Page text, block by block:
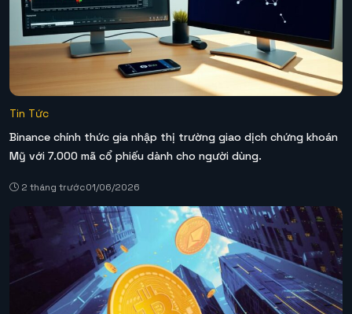
Tin Tức
Binance chính thức gia nhập thị trường giao dịch chứng khoán
Mỹ với 7.000 mã cổ phiếu dành cho người dùng.
2 tháng trước01/06/2026